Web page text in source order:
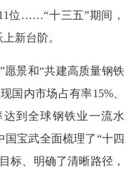
位……“十三五”期间，
新台阶。
愿景和“共建高质量钢铁
国内市场占有率15%、
达到全球钢铁业一流水
宝武全面梳理了“十四
标、明确了清晰路径，